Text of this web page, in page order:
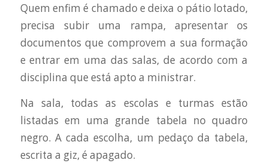
Quem enfim é chamado e deixa o pátio lotado,
precisa subir uma rampa, apresentar os
documentos que comprovem a sua formação
e entrar em uma das salas, de acordo com a
disciplina que está apto a ministrar.
Na sala, todas as escolas e turmas estão
listadas em uma grande tabela no quadro
negro. A cada escolha, um pedaço da tabela,
escrita a giz, é apagado.